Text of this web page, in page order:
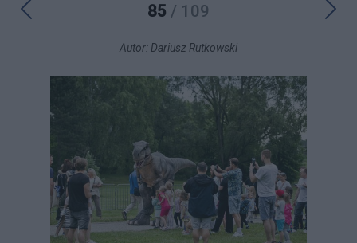
85 / 109
Autor: Dariusz Rutkowski